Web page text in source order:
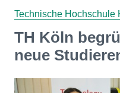
Technische Hochschule
TH Köln
neue